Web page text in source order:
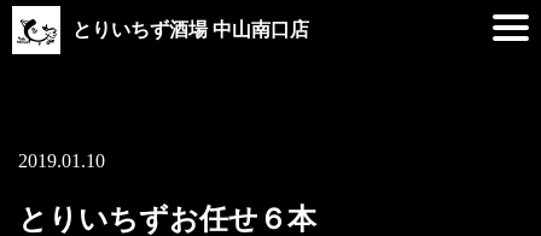
とりいちず酒場 中山南口店
2019.01.10
とりいちずお任せ６本